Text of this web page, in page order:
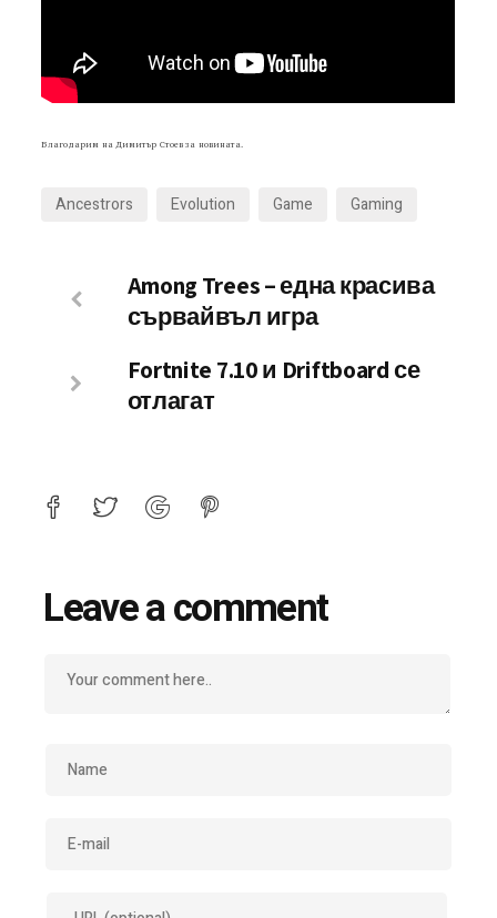
Благодарим на Димитър Стоев за новината.
Ancestrors Evolution Game Gaming
Among Trees – една красива
сървайвъл игра
Fortnite 7.10 и Driftboard се
отлагат
Leave a comment